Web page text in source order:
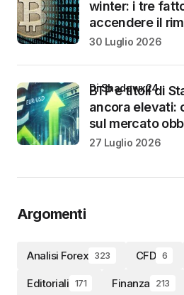
winter: i tre
accendere il
30 Luglio 2026
BTP e titoli di
ancora elevati:
sul mercato
di Shadowx24
27 Luglio 2026
Argomenti
Analisi Forex 323 CFD 6
Editoriali 171 Finanza 213